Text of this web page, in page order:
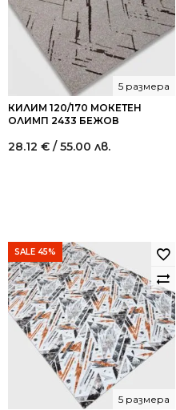
КИЛИМ 120/170 МОКЕТЕН
ОЛИМП 2433 БЕЖОВ
5 размера
28.12 € / 55.00 лв.
SALE 45%
5 размера